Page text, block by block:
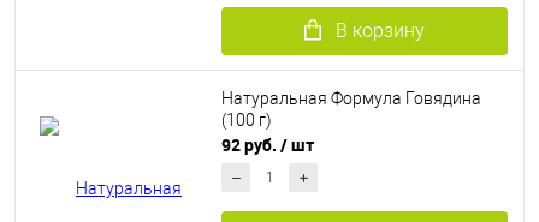
В корзину
Натуральная Формула Говядина
(100 г)
92 руб. / шт